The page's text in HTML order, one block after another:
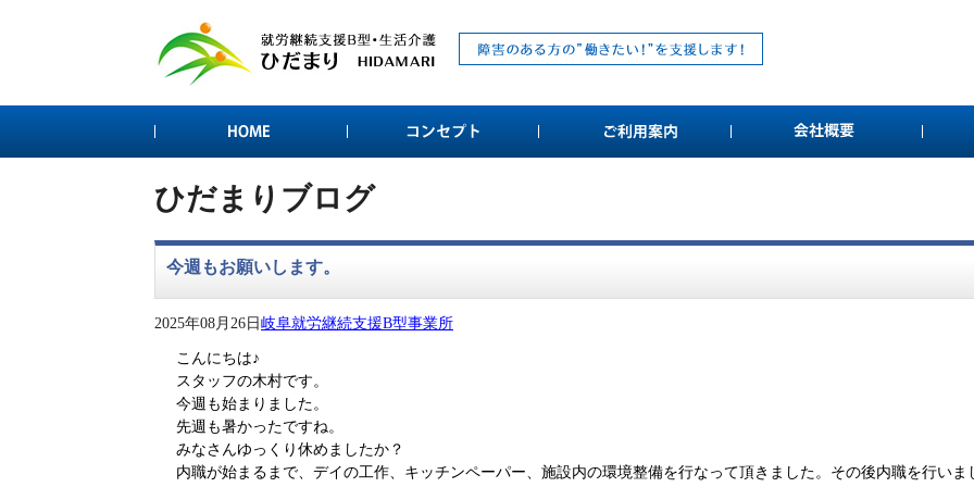
ひだまりブログ
今週もお願いします。
2025年08月26日岐阜就労継続支援B型事業所
こんにちは♪
スタッフの木村です。
今週も始まりました。
先週も暑かったですね。
みなさんゆっくり休めましたか？
内職が始まるまで、デイの工作、キッチンペーパー、施設内の環境整備を行なって頂きました。その後内職を行いま